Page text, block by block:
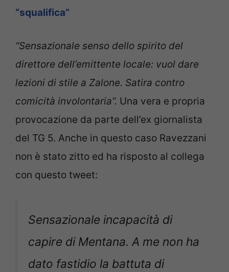
“squalifica”
“Sensazionale senso dello spirito del
direttore dell’emittente locale: vuol dare
lezioni di stile a Zalone. Satira contro
comicità involontaria”. Una vera e propria
provocazione da parte dell’ex giornalista
del TG 5. Anche in questo caso Ravezzani
non è stato zitto ed ha risposto al collega
con questo tweet:
Sensazionale incapacità di
capire di Mentana. A me non ha
dato fastidio la battuta di